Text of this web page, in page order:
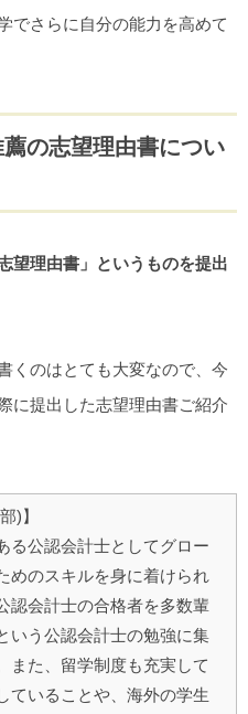
でさらに自分の能力を高めて
の志望理由書につい
望理由書」というものを提出
くのはとても大変なので、今
に提出した志望理由書ご紹介
)】
る公認会計士としてグロー
めのスキルを身に着けられ
認会計士の合格者を多数輩
いう公認会計士の勉強に集
また、留学制度も充実して
ていることや、海外の学生